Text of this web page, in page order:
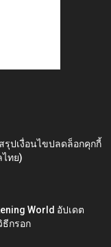
รุปเงื่อนไขปลดล็อกคุกกี้
ทย)
World อัปเดต
ธีกรอก